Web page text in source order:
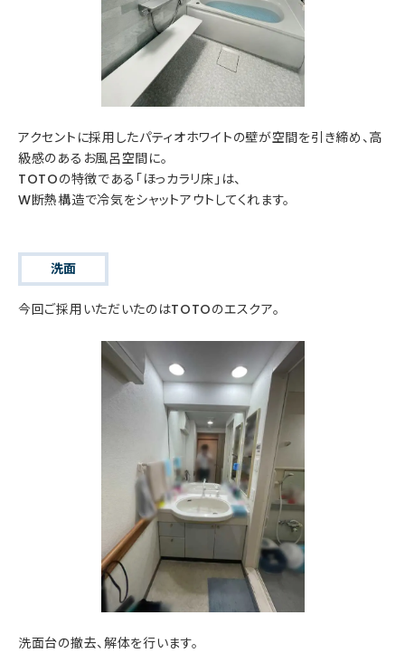
アクセントに採用したパティオホワイトの壁が空間を引き締め、高
級感のあるお風呂空間に。
TOTOの特徴である「ほっカラリ床」は、
W断熱構造で冷気をシャットアウトしてくれます。
洗面
今回ご採用いただいたのはTOTOのエスクア。
洗面台の撤去、解体を行います。